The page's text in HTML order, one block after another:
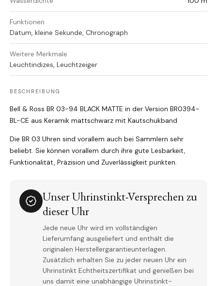
Funktionen
Datum, kleine Sekunde, Chronograph
Weitere Merkmale
Leuchtindizes, Leuchtzeiger
BESCHREIBUNG
Bell & Ross BR 03-94 BLACK MATTE in der Version BR0394-
BL-CE aus Keramik mattschwarz mit Kautschukband
Die BR 03 Uhren sind vorallem auch bei Sammlern sehr
beliebt. Sie können vorallem durch ihre gute Lesbarkeit,
Funktionalität, Präzision und Zuverlässigkeit punkten.
Unser Uhrinstinkt-Versprechen zu
dieser Uhr
Jede neue Uhr wird im vollständigen
Lieferumfang ausgeliefert und enthält die
originalen Herstellergarantieunterlagen.
Zusätzlich erhalten Sie zu jeder neuen Uhr ein
Uhrinstinkt Echtheitszertifikat und genießen bei
uns damit eine unabhängige Uhrinstinkt-